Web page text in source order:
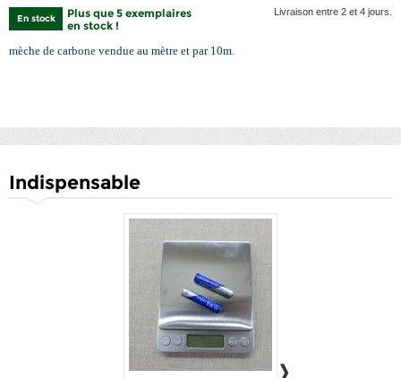
En stock
Plus que 5 exemplaires
en stock !
Livraison entre 2 et 4 jours.
mèche de carbone vendue au mètre et par 10m.
Indispensable